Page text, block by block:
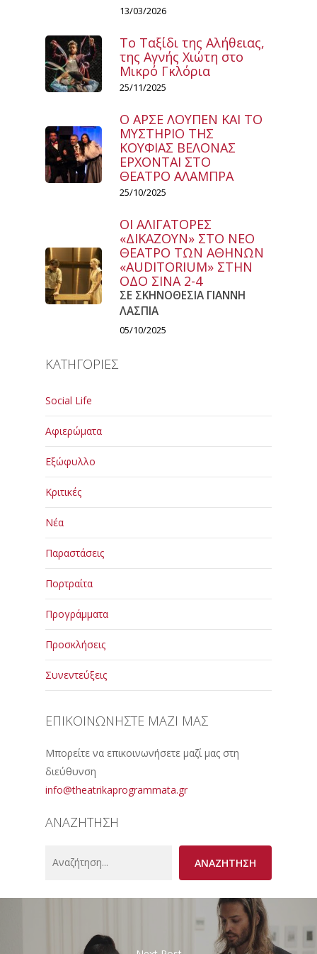
13/03/2026
Το Ταξίδι της Αλήθειας,
της Αγνής Χιώτη στο
Μικρό Γκλόρια
25/11/2025
Ο ΑΡΣΕ ΛΟΥΠΕΝ ΚΑΙ ΤΟ
ΜΥΣΤΗΡΙΟ ΤΗΣ
ΚΟΥΦΙΑΣ ΒΕΛΟΝΑΣ
ΕΡΧΟΝΤΑΙ ΣΤΟ
ΘΕΑΤΡΟ ΑΛΑΜΠΡΑ
25/10/2025
ΟΙ ΑΛΙΓΑΤΟΡΕΣ
«ΔΙΚΑΖΟΥΝ» ΣΤΟ ΝΕΟ
ΘΕΑΤΡΟ ΤΩΝ ΑΘΗΝΩΝ
«AUDITORIUM» ΣΤΗΝ
ΟΔΟ ΣΙΝΑ 2-4
ΣΕ ΣΚΗΝΟΘΕΣΙΑ ΓΙΑΝΝΗ
ΛΑΣΠΙΑ
05/10/2025
ΚΑΤΗΓΟΡΙΕΣ
Social Life
Αφιερώματα
Εξώφυλλο
Κριτικές
Νέα
Παραστάσεις
Πορτραίτα
Προγράμματα
Προσκλήσεις
Συνεντεύξεις
ΕΠΙΚΟΙΝΩΝΗΣΤΕ ΜΑΖΙ ΜΑΣ
Μπορείτε να επικοινωνήσετε μαζί μας στη
διεύθυνση
info@theatrikaprogrammata.gr
ΑΝΑΖΗΤΗΣΗ
ΑΝΑΖΗΤΗΣΗ